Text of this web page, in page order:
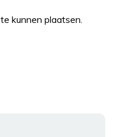
kunnen plaatsen.